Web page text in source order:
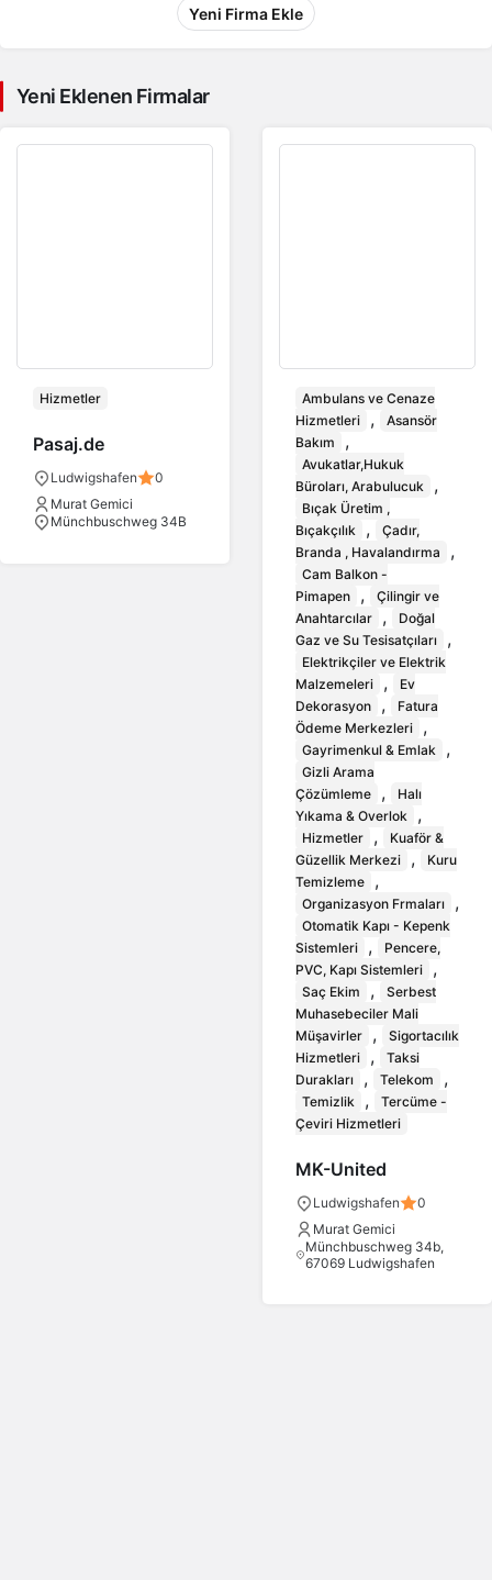
Yeni Firma Ekle
Yeni Eklenen Firmalar
Hizmetler
Pasaj.de
Ludwigshafen
0
Murat Gemici
Münchbuschweg 34B
Ambulans ve Cenaze
Hizmetleri
,
Asansör
Bakım
,
Avukatlar,Hukuk
Büroları, Arabulucuk
,
Bıçak Üretim ,
Bıçakçılık
,
Çadır,
Branda , Havalandırma
,
Cam Balkon -
Pimapen
,
Çilingir ve
Anahtarcılar
,
Doğal
Gaz ve Su Tesisatçıları
,
Elektrikçiler ve Elektrik
Malzemeleri
,
Ev
Dekorasyon
,
Fatura
Ödeme Merkezleri
,
Gayrimenkul & Emlak ,
Gizli Arama
Çözümleme
,
Halı
Yıkama & Overlok
,
Hizmetler ,
Kuaför &
Güzellik Merkezi
,
Kuru
Temizleme
,
Organizasyon Frmaları ,
Otomatik Kapı - Kepenk
Sistemleri
,
Pencere,
PVC, Kapı Sistemleri
,
Saç Ekim ,
Serbest
Muhasebeciler Mali
Müşavirler
,
Sigortacılık
Hizmetleri
,
Taksi
Durakları
, Telekom ,
Temizlik ,
Tercüme -
Çeviri Hizmetleri
MK-United
Ludwigshafen
0
Murat Gemici
Münchbuschweg 34b,
67069 Ludwigshafen